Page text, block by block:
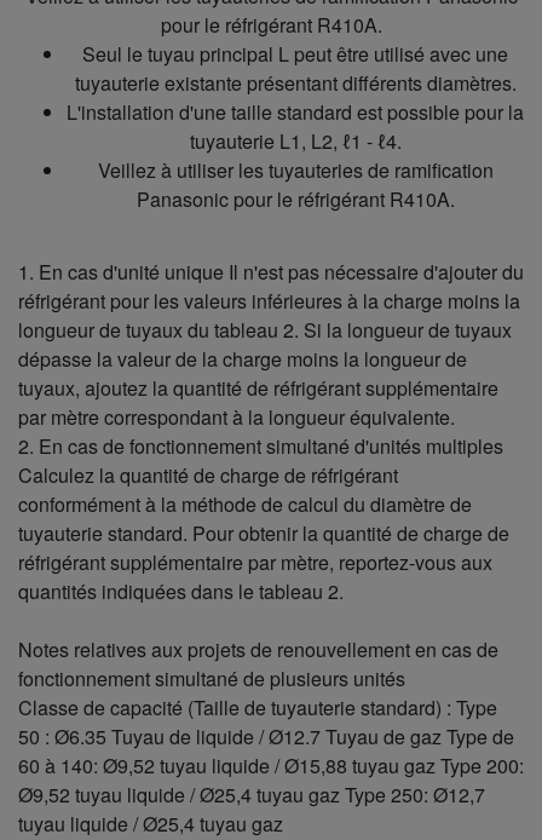
pour le réfrigérant R410A.
Seul le tuyau principal L peut être utilisé avec une
tuyauterie existante présentant différents diamètres.
L'installation d'une taille standard est possible pour la
tuyauterie L1, L2, ℓ1 - ℓ4.
Veillez à utiliser les tuyauteries de ramification
Panasonic pour le réfrigérant R410A.
1. En cas d'unité unique Il n'est pas nécessaire d'ajouter du
réfrigérant pour les valeurs inférieures à la charge moins la
longueur de tuyaux du tableau 2. Si la longueur de tuyaux
dépasse la valeur de la charge moins la longueur de
tuyaux, ajoutez la quantité de réfrigérant supplémentaire
par mètre correspondant à la longueur équivalente.
2. En cas de fonctionnement simultané d'unités multiples
Calculez la quantité de charge de réfrigérant
conformément à la méthode de calcul du diamètre de
tuyauterie standard. Pour obtenir la quantité de charge de
réfrigérant supplémentaire par mètre, reportez-vous aux
quantités indiquées dans le tableau 2.
Notes relatives aux projets de renouvellement en cas de
fonctionnement simultané de plusieurs unités
Classe de capacité (Taille de tuyauterie standard) : Type
50 : Ø6.35 Tuyau de liquide / Ø12.7 Tuyau de gaz Type de
60 à 140: Ø9,52 tuyau liquide / Ø15,88 tuyau gaz Type 200:
Ø9,52 tuyau liquide / Ø25,4 tuyau gaz Type 250: Ø12,7
tuyau liquide / Ø25,4 tuyau gaz